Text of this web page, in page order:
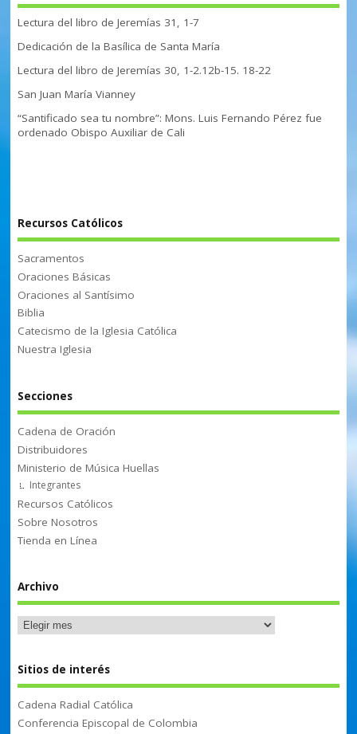
Lectura del libro de Jeremías 31, 1-7
Dedicación de la Basílica de Santa María
Lectura del libro de Jeremías 30, 1-2.12b-15. 18-22
San Juan María Vianney
“Santificado sea tu nombre”: Mons. Luis Fernando Pérez fue
ordenado Obispo Auxiliar de Cali
Recursos Católicos
Sacramentos
Oraciones Básicas
Oraciones al Santísimo
Biblia
Catecismo de la Iglesia Católica
Nuestra Iglesia
Secciones
Cadena de Oración
Distribuidores
Ministerio de Música Huellas
Integrantes
Recursos Católicos
Sobre Nosotros
Tienda en Línea
Archivo
Sitios de interés
Cadena Radial Católica
Conferencia Episcopal de Colombia